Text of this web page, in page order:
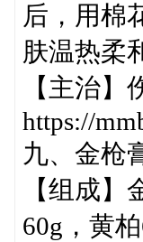
后，用棉
肤温热柔
【主治
https://
九、金枪
【组成
60g，黄